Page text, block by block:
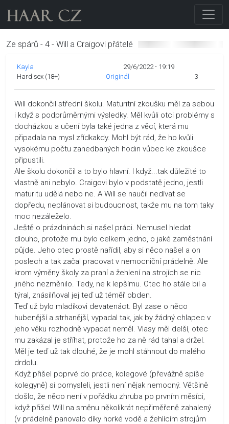
Ze spárů - 4 - Will a Craigovi přátelé
Kayla
29/6/2022 - 19:19
Hard sex (18+)
Originál 3
Will dokončil střední školu. Maturitní zkoušku měl za sebou
i když s podprůměrnými výsledky. Měl kvůli otci problémy s
docházkou a učení byla také jedna z věcí, která mu
připadala na mysl zřídkakdy. Mohl být rád, že ho kvůli
vysokému počtu zanedbaných hodin vůbec ke zkoušce
připustili.
Ale školu dokončil a to bylo hlavní. I když...tak důležité to
vlastně ani nebylo. Craigovi bylo v podstatě jedno, jestli
maturitu udělá nebo ne. A Will se naučil nedívat se
dopředu, neplánovat si budoucnost, takže mu na tom taky
moc nezáleželo.
Ještě o prázdninách si našel práci. Nemusel hledat
dlouho, protože mu bylo celkem jedno, o jaké zaměstnání
půjde. Jeho otec prostě nařídil, aby si něco našel a on
poslech a tak začal pracovat v nemocniční prádelně. Ale
krom výměny školy za praní a žehlení na strojích se nic
jiného nezměnilo. Tedy, ne k lepšímu. Otec ho stále bil a
týral, znásilňoval jej teď už téměř obden.
Teď už bylo mladíkovi devatenáct. Byl zase o něco
hubenější a strhanější, vypadal tak, jak by žádný chlapec v
jeho věku rozhodně vypadat neměl. Vlasy měl delší, otec
mu zakázal je stříhat, protože ho za ně rád tahal a držel.
Měl je teď už tak dlouhé, že je mohl stáhnout do malého
drdolu.
Když přišel poprvé do práce, kolegové (převážně spíše
kolegyně) si pomysleli, jestli není nějak nemocný. Většině
došlo, že něco není v pořádku zhruba po prvním měsíci,
když přišel Will na směnu několikrát nepřiměřeně zahalený
(v prádelně panovalo díky horké vodě a žehlícím strojům